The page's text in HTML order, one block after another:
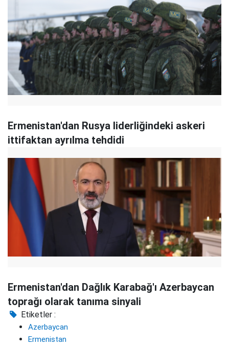
Ermenistan'dan Rusya liderliğindeki askeri
ittifaktan ayrılma tehdidi
Ermenistan'dan Dağlık Karabağ'ı Azerbaycan
toprağı olarak tanıma sinyali
Etiketler :
Azerbaycan
Ermenistan